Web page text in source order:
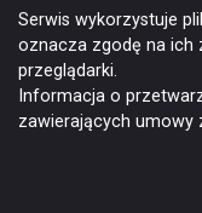
Serwis wykorzystuje
oznacza zgodę na ich
przeglądarki.
Informacja o
zawierających umowy